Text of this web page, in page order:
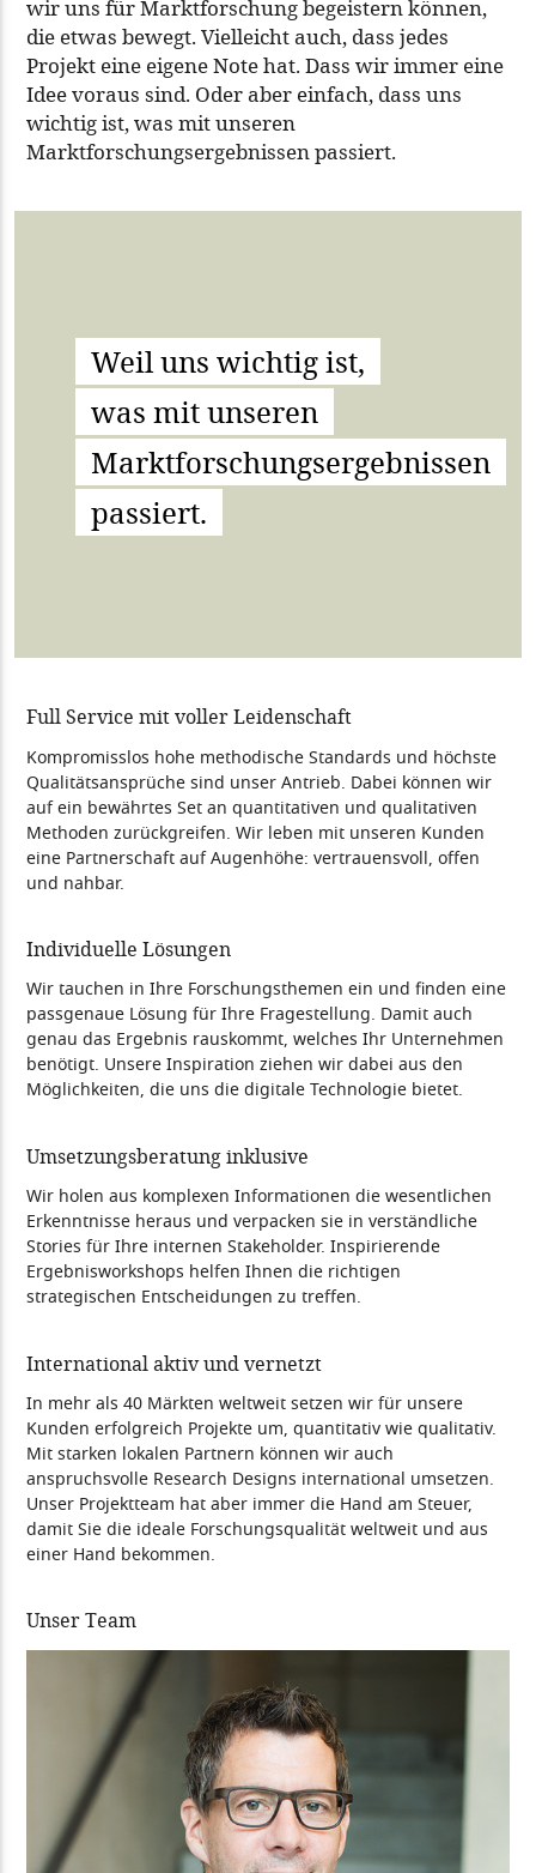
wir uns für Marktforschung begeistern können,
die etwas bewegt. Vielleicht auch, dass jedes
Projekt eine eigene Note hat. Dass wir immer eine
Idee voraus sind. Oder aber einfach, dass uns
wichtig ist, was mit unseren
Marktforschungsergebnissen passiert.
Weil uns wichtig ist,
was mit unseren
Marktforschungsergebnissen
passiert.
Full Service mit voller Leidenschaft
Kompromisslos hohe methodische Standards und höchste
Qualitätsansprüche sind unser Antrieb. Dabei können wir
auf ein bewährtes Set an quantitativen und qualitativen
Methoden zurückgreifen. Wir leben mit unseren Kunden
eine Partnerschaft auf Augenhöhe: vertrauensvoll, offen
und nahbar.
Individuelle Lösungen
Wir tauchen in Ihre Forschungsthemen ein und finden eine
passgenaue Lösung für Ihre Fragestellung. Damit auch
genau das Ergebnis rauskommt, welches Ihr Unternehmen
benötigt. Unsere Inspiration ziehen wir dabei aus den
Möglichkeiten, die uns die digitale Technologie bietet.
Umsetzungsberatung inklusive
Wir holen aus komplexen Informationen die wesentlichen
Erkenntnisse heraus und verpacken sie in verständliche
Stories für Ihre internen Stakeholder. Inspirierende
Ergebnisworkshops helfen Ihnen die richtigen
strategischen Entscheidungen zu treffen.
International aktiv und vernetzt
In mehr als 40 Märkten weltweit setzen wir für unsere
Kunden erfolgreich Projekte um, quantitativ wie qualitativ.
Mit starken lokalen Partnern können wir auch
anspruchsvolle Research Designs international umsetzen.
Unser Projektteam hat aber immer die Hand am Steuer,
damit Sie die ideale Forschungsqualität weltweit und aus
einer Hand bekommen.
Unser Team